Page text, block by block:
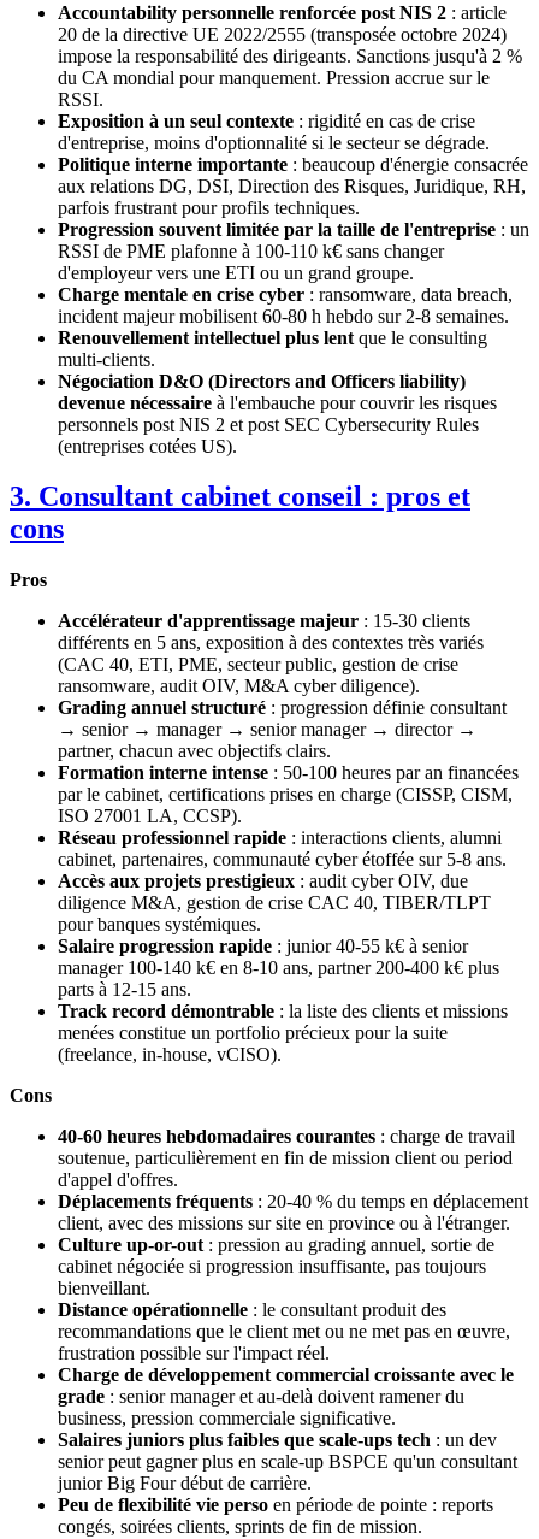
Accountability personnelle renforcée post NIS 2 : article
20 de la directive UE 2022/2555 (transposée octobre 2024)
impose la responsabilité des dirigeants. Sanctions jusqu'à 2 %
du CA mondial pour manquement. Pression accrue sur le
RSSI.
Exposition à un seul contexte : rigidité en cas de crise
d'entreprise, moins d'optionnalité si le secteur se dégrade.
Politique interne importante : beaucoup d'énergie consacrée
aux relations DG, DSI, Direction des Risques, Juridique, RH,
parfois frustrant pour profils techniques.
Progression souvent limitée par la taille de l'entreprise : un
RSSI de PME plafonne à 100-110 k€ sans changer
d'employeur vers une ETI ou un grand groupe.
Charge mentale en crise cyber : ransomware, data breach,
incident majeur mobilisent 60-80 h hebdo sur 2-8 semaines.
Renouvellement intellectuel plus lent que le consulting
multi-clients.
Négociation D&O (Directors and Officers liability)
devenue nécessaire à l'embauche pour couvrir les risques
personnels post NIS 2 et post SEC Cybersecurity Rules
(entreprises cotées US).
3. Consultant cabinet conseil : pros et
cons
Pros
Accélérateur d'apprentissage majeur : 15-30 clients
différents en 5 ans, exposition à des contextes très variés
(CAC 40, ETI, PME, secteur public, gestion de crise
ransomware, audit OIV, M&A cyber diligence).
Grading annuel structuré : progression définie consultant
→ senior → manager → senior manager → director →
partner, chacun avec objectifs clairs.
Formation interne intense : 50-100 heures par an financées
par le cabinet, certifications prises en charge (CISSP, CISM,
ISO 27001 LA, CCSP).
Réseau professionnel rapide : interactions clients, alumni
cabinet, partenaires, communauté cyber étoffée sur 5-8 ans.
Accès aux projets prestigieux : audit cyber OIV, due
diligence M&A, gestion de crise CAC 40, TIBER/TLPT
pour banques systémiques.
Salaire progression rapide : junior 40-55 k€ à senior
manager 100-140 k€ en 8-10 ans, partner 200-400 k€ plus
parts à 12-15 ans.
Track record démontrable : la liste des clients et missions
menées constitue un portfolio précieux pour la suite
(freelance, in-house, vCISO).
Cons
40-60 heures hebdomadaires courantes : charge de travail
soutenue, particulièrement en fin de mission client ou period
d'appel d'offres.
Déplacements fréquents : 20-40 % du temps en déplacement
client, avec des missions sur site en province ou à l'étranger.
Culture up-or-out : pression au grading annuel, sortie de
cabinet négociée si progression insuffisante, pas toujours
bienveillant.
Distance opérationnelle : le consultant produit des
recommandations que le client met ou ne met pas en œuvre,
frustration possible sur l'impact réel.
Charge de développement commercial croissante avec le
grade : senior manager et au-delà doivent ramener du
business, pression commerciale significative.
Salaires juniors plus faibles que scale-ups tech : un dev
senior peut gagner plus en scale-up BSPCE qu'un consultant
junior Big Four début de carrière.
Peu de flexibilité vie perso en période de pointe : reports
congés, soirées clients, sprints de fin de mission.